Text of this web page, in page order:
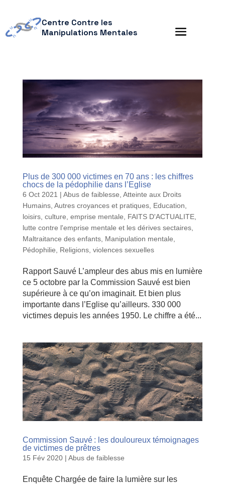
Centre Contre les
Manipulations Mentales
Plus de 300 000 victimes en 70 ans : les chiffres
chocs de la pédophilie dans l’Eglise
6 Oct 2021 | Abus de faiblesse, Atteinte aux Droits
Humains, Autres croyances et pratiques, Education,
loisirs, culture, emprise mentale, FAITS D'ACTUALITE,
lutte contre l'emprise mentale et les dérives sectaires,
Maltraitance des enfants, Manipulation mentale,
Pédophilie, Religions, violences sexuelles
Rapport Sauvé L’ampleur des abus mis en lumière
ce 5 octobre par la Commission Sauvé est bien
supérieure à ce qu’on imaginait. Et bien plus
importante dans l’Eglise qu’ailleurs. 330 000
victimes depuis les années 1950. Le chiffre a été...
Commission Sauvé : les douloureux témoignages
de victimes de prêtres
15 Fév 2020| Abus de faiblesse
Enquête Chargée de faire la lumière sur les